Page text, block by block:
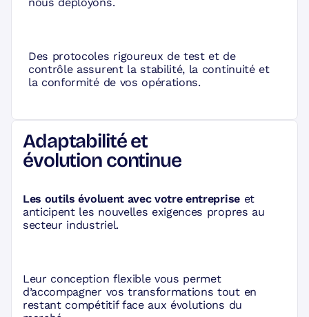
Des protocoles rigoureux de test et de
contrôle assurent la stabilité, la continuité et
la conformité de vos opérations.
Adaptabilité et
évolution continue
Les outils évoluent avec votre entrepriseet
anticipent les nouvelles exigences propres au
secteur industriel.
Leur conception flexible vous permet
d’accompagner vos transformations tout en
restant compétitif face aux évolutions du